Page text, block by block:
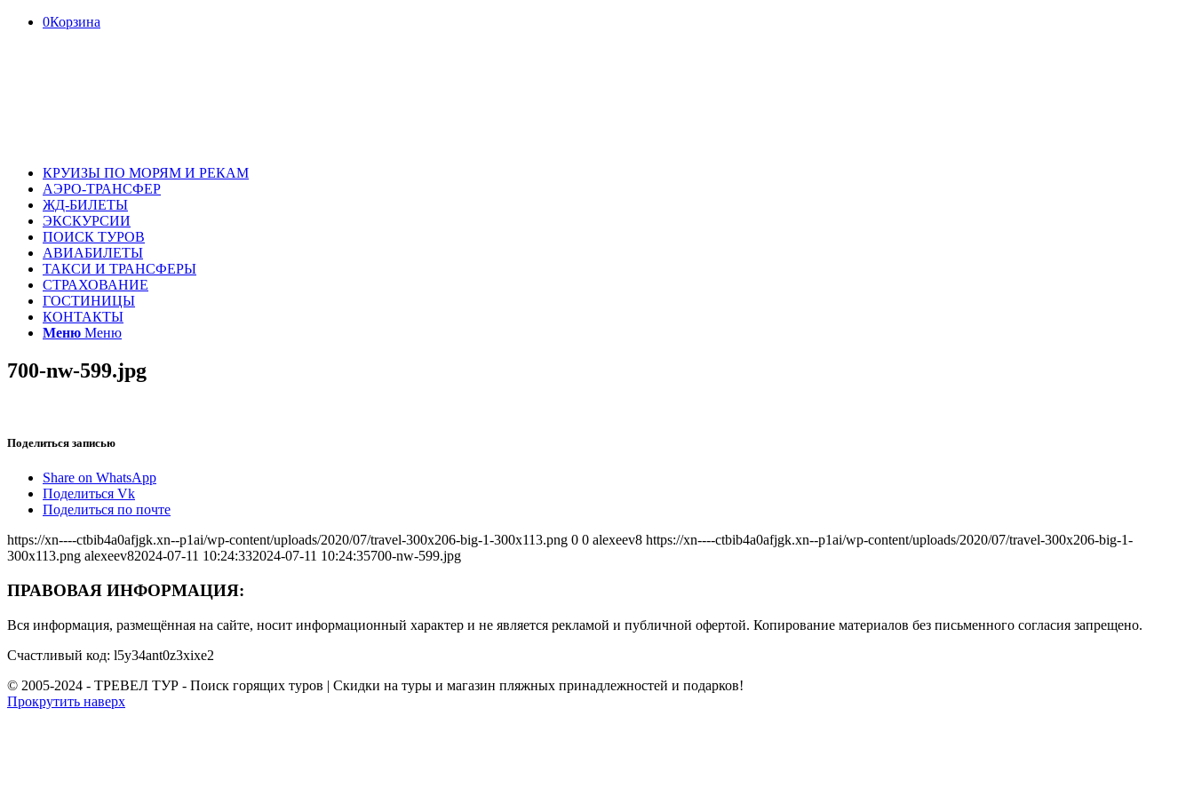
0Корзина
КРУИЗЫ ПО МОРЯМ И РЕКАМ
АЭРО-ТРАНСФЕР
ЖД-БИЛЕТЫ
ЭКСКУРСИИ
ПОИСК ТУРОВ
АВИАБИЛЕТЫ
ТАКСИ И ТРАНСФЕРЫ
СТРАХОВАНИЕ
ГОСТИНИЦЫ
КОНТАКТЫ
Меню Меню
700-nw-599.jpg
Поделиться записью
Share on WhatsApp
Поделиться Vk
Поделиться по почте
https://xn----ctbib4a0afjgk.xn--p1ai/wp-content/uploads/2020/07/travel-300x206-big-1-300x113.png 0 0 alexeev8 https://xn----ctbib4a0afjgk.xn--p1ai/wp-content/uploads/2020/07/travel-300x206-big-1-
300x113.png alexeev82024-07-11 10:24:332024-07-11 10:24:35700-nw-599.jpg
ПРАВОВАЯ ИНФОРМАЦИЯ:
Вся информация, размещённая на сайте, носит информационный характер и не является рекламой и публичной офертой. Копирование материалов без письменного согласия запрещено.
Счастливый код: l5y34ant0z3xixe2
© 2005-2024 - ТРЕВЕЛ ТУР - Поиск горящих туров | Скидки на туры и магазин пляжных принадлежностей и подарков!
Прокрутить наверх